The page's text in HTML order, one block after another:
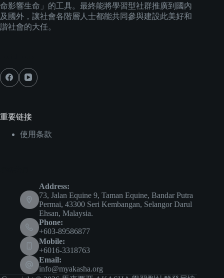
命影響生命」的工具。最終能將學習型社群推廣到國內
及國外，讓社會各階層人士都能共同參與建設此美好和
諧社會的大任。
重要链接
使用条款
Address:
73, Jalan Equine 9, Taman Equine, Bandar Putra
Permai, 43300 Seri Kembangan, Selangor Darul
Ehsan, Malaysia.
Phone:
+603-89586877
Mobile:
+6016-3318763
Email:
info@myakasha.org